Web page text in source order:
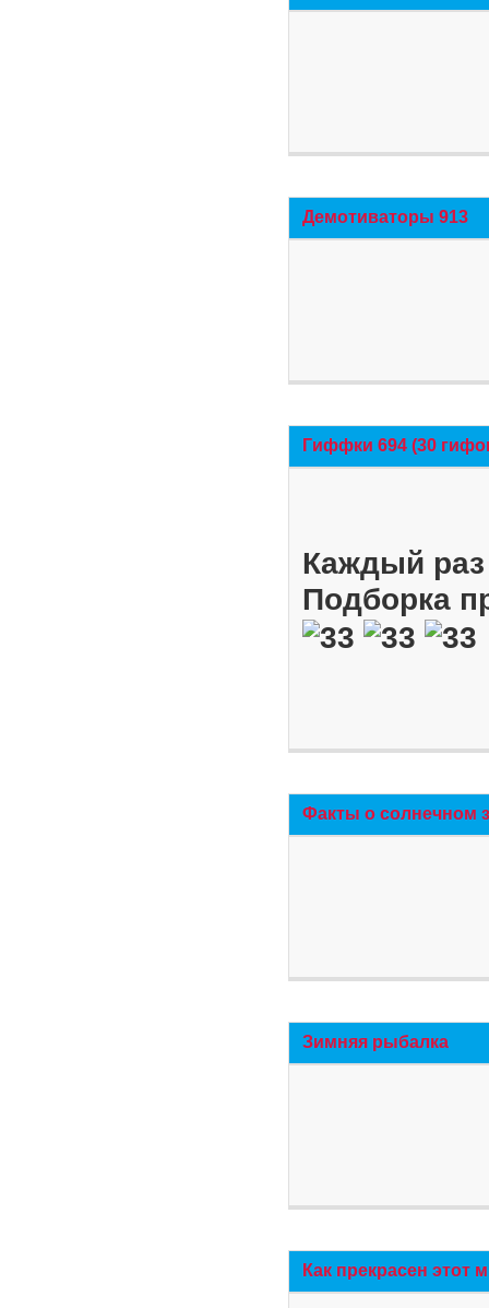
Демотиваторы 913
Гиффки 694 (30
Каждый
Подборка
Факты о солнечном
Зимняя рыбалка
Как прекрасен этот